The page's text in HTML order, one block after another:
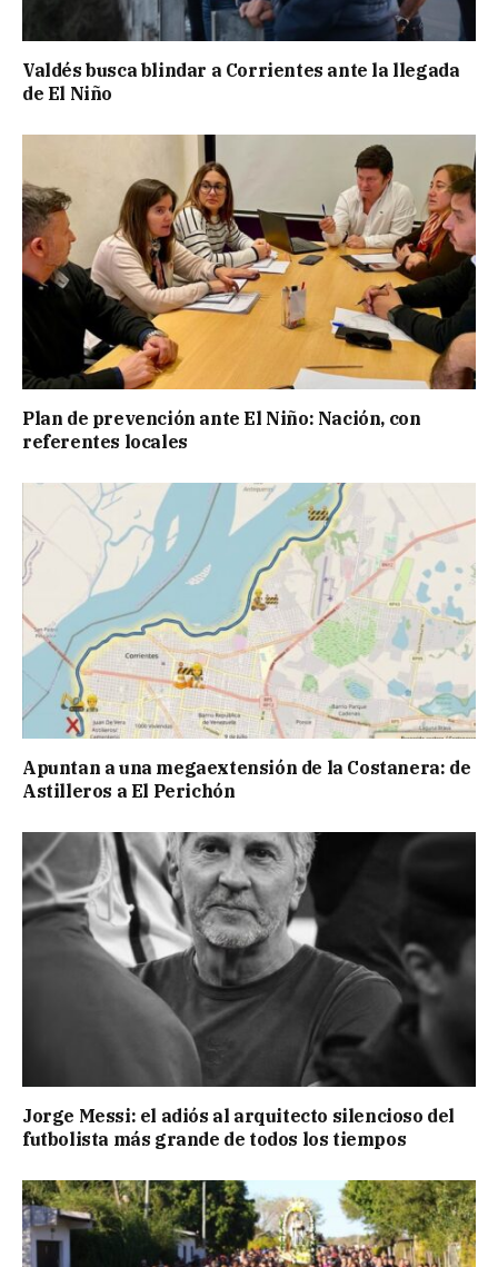
Valdés busca blindar a Corrientes ante la llegada
de El Niño
Plan de prevención ante El Niño: Nación, con
referentes locales
Apuntan a una megaextensión de la Costanera: de
Astilleros a El Perichón
Jorge Messi: el adiós al arquitecto silencioso del
futbolista más grande de todos los tiempos